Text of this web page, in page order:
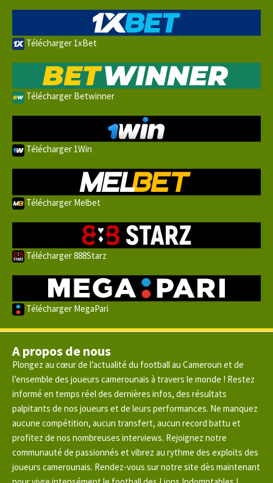
Télécharger 1xBet
Télécharger Betwinner
Télécharger 1Win
Télécharger Melbet
Télécharger 888Starz
Télécharger MegaPari
A propos de nous
Plongez au cœur de l’actualité du football au Cameroun et de
l’ensemble des joueurs camerounais à travers le monde ! Restez
informé en temps réel des dernières infos, des résultats
palpitants de nos joueurs et de leurs performances. Ne manquez
aucune compétition, aucun transfert, aucun record battu et
profitez de nos nombreuses interviews. Rejoignez notre
communauté de passionnés et vibrez au rythme des exploits des
joueurs camerounais. Rendez-vous sur notre site dès maintenant